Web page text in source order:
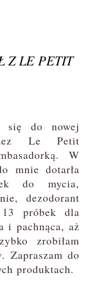
Z LE PETIT
się do nowej
Le Petit
W
mnie dotarła
do mycia,
dezodorant
próbek dla
i pachnąca, aż
zrobiłam
Zapraszam do
produktach.